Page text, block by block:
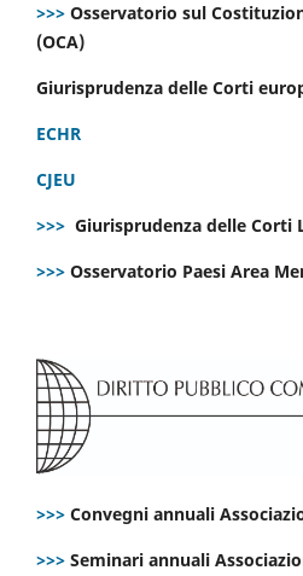
>>> Osservatorio sul
(OCA)
Giurisprudenza delle Corti
ECHR
CJEU
>>> Giurisprudenza delle Corti
>>> Osservatorio Paesi Area
>>> Convegni annuali
>>> Seminari annuali